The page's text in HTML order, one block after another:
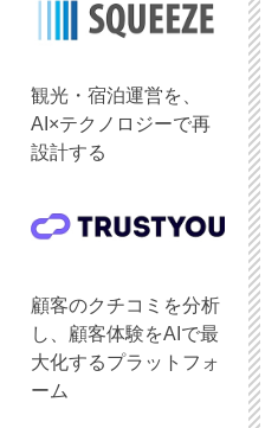
観光・宿泊運営を、
AI×テクノロジーで再
設計する
顧客のクチコミを分析
し、顧客体験をAIで最
大化するプラットフォ
ーム